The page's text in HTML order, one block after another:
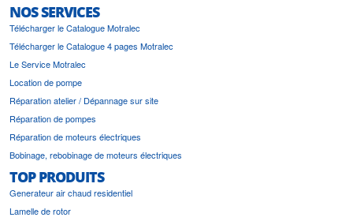
NOS SERVICES
Télécharger le Catalogue Motralec
Télécharger le Catalogue 4 pages Motralec
Le Service Motralec
Location de pompe
Réparation atelier / Dépannage sur site
Réparation de pompes
Réparation de moteurs électriques
Bobinage, rebobinage de moteurs électriques
TOP PRODUITS
Generateur air chaud residentiel
Lamelle de rotor